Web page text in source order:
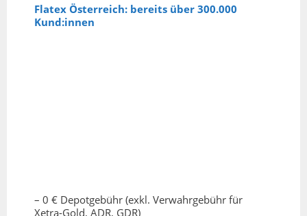
Flatex Österreich: bereits über 300.000
Kund:innen
– 0 € Depotgebühr (exkl. Verwahrgebühr für
Xetra-Gold, ADR, GDR)